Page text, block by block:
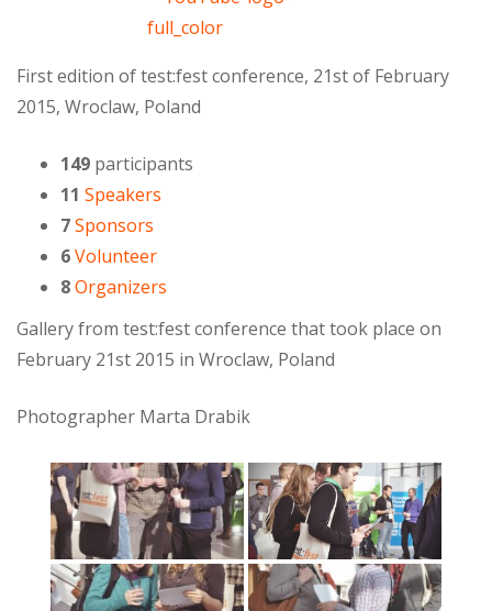
First edition of test:fest conference, 21st of February
2015, Wroclaw, Poland
149 participants
11 Speakers
7Sponsors
6Volunteer
8Organizers
Gallery from test:fest conference that took place on
February 21st 2015 in Wroclaw, Poland
Photographer Marta Drabik